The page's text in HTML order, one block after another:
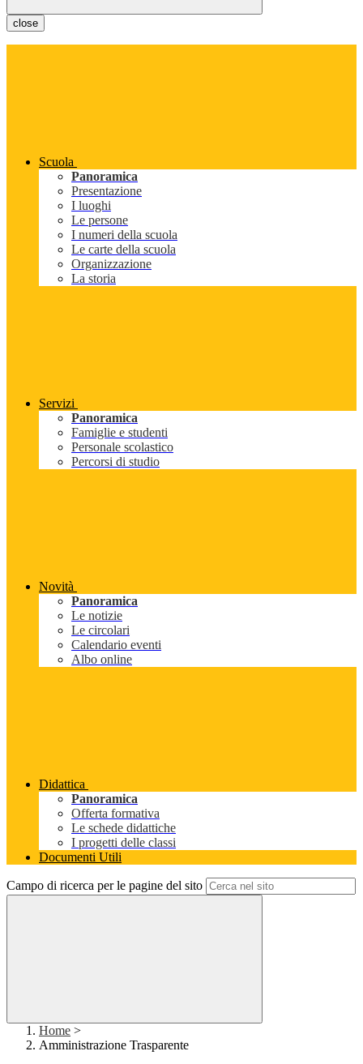
close
Scuola
Panoramica
Presentazione
I luoghi
Le persone
I numeri della scuola
Le carte della scuola
Organizzazione
La storia
Servizi
Panoramica
Famiglie e studenti
Personale scolastico
Percorsi di studio
Novità
Panoramica
Le notizie
Le circolari
Calendario eventi
Albo online
Didattica
Panoramica
Offerta formativa
Le schede didattiche
I progetti delle classi
Documenti Utili
Campo di ricerca per le pagine del sito
Home >
Amministrazione Trasparente